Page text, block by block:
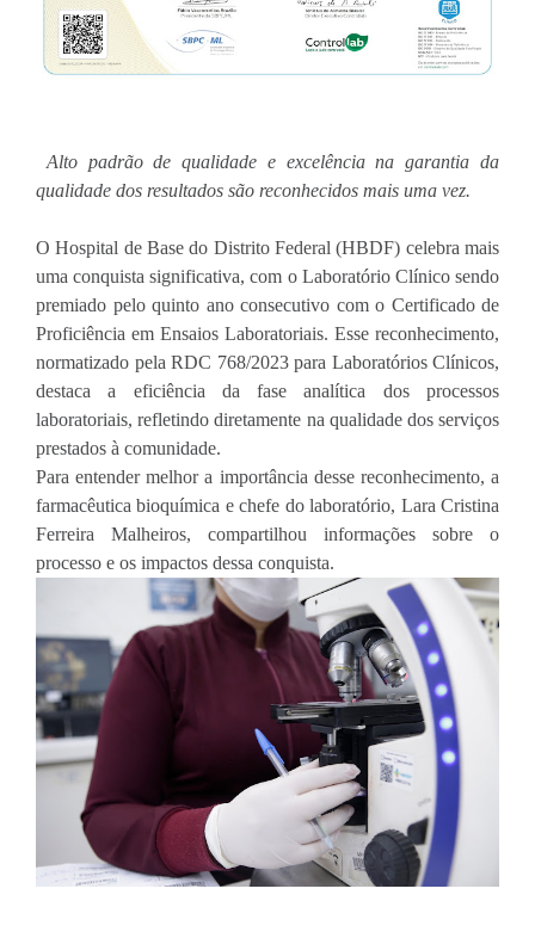
Alto padrão de qualidade e excelência na garantia da
qualidade dos resultados são reconhecidos mais uma vez.
O Hospital de Base do Distrito Federal (HBDF) celebra mais
uma conquista significativa, com o Laboratório Clínico sendo
premiado pelo quinto ano consecutivo com o Certificado de
Proficiência em Ensaios Laboratoriais. Esse reconhecimento,
normatizado pela RDC 768/2023 para Laboratórios Clínicos,
destaca a eficiência da fase analítica dos processos
laboratoriais, refletindo diretamente na qualidade dos serviços
prestados à comunidade.
Para entender melhor a importância desse reconhecimento, a
farmacêutica bioquímica e chefe do laboratório, Lara Cristina
Ferreira Malheiros, compartilhou informações sobre o
processo e os impactos dessa conquista.